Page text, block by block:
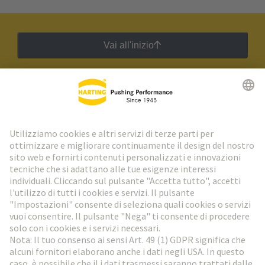
Vai all'inizio
Newsletter HARTING
Vai al registrazione
Social Media